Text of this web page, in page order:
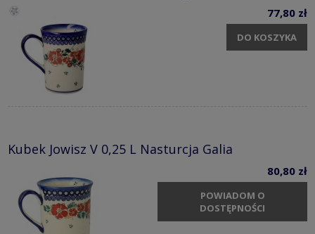
77,80 zł
DO KOSZYKA
Kubek Jowisz V 0,25 L Nasturcja Galia
80,80 zł
POWIADOM O
DOSTĘPNOŚCI